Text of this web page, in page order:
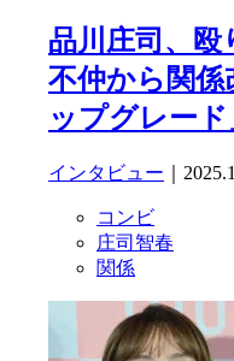
品川庄司、
不仲から関
ップグレー
インタビュー ｜
コンビ
庄司智春
関係